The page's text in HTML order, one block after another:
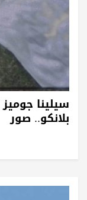
سيلينا
بلانكو.. صور